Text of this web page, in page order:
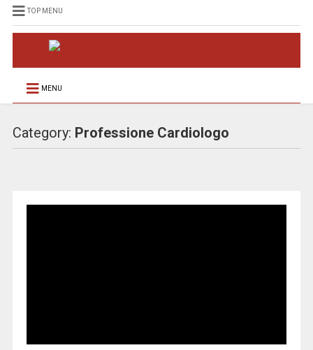
TOP MENU
MENU
Category: Professione Cardiologo